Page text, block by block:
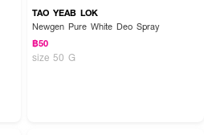
TAO YEAB LOK
Newgen Pure White Deo Spray
฿50
size 50 G